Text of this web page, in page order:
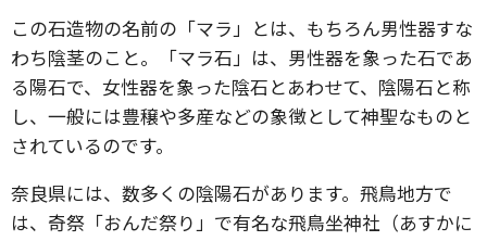
この石造物の名前の「マラ」とは、もちろん男性器すな
わち陰茎のこと。「マラ石」は、男性器を象った石であ
る陽石で、女性器を象った陰石とあわせて、陰陽石と称
し、一般には豊穣や多産などの象徴として神聖なものと
されているのです。
奈良県には、数多くの陰陽石があります。飛鳥地方で
は、奇祭「おんだ祭り」で有名な飛鳥坐神社（あすかに